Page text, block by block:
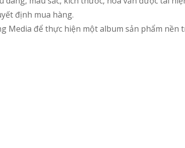
định mua hàng.
Media để thực hiện một album sản phẩm